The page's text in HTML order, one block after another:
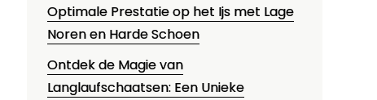
Optimale Prestatie op het Ijs met Lage
Noren en Harde Schoen
Ontdek de Magie van
Langlaufschaatsen: Een Unieke